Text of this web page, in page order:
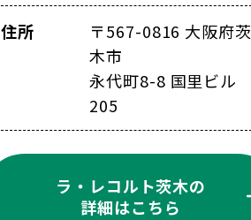
住所
〒567-0816 大阪府茨
木市
永代町8-8 国里ビル
205
ラ・レコルト茨木の
詳細はこちら